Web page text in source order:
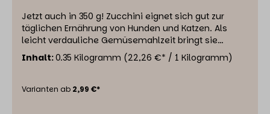
Jetzt auch in 350 g! Zucchini eignet sich gut zur
täglichen Ernährung von Hunden und Katzen. Als
leicht verdauliche Gemüsemahlzeit bringt sie
Kalzium, Magnesium, Kalium, Eisen sowie einige
Vitamine mit. Der Zucchini wird nachgesagt,
Hunde und Katzen.
Inhalt:0.35 Kilogramm (22,26 €* / 1 Kilogramm)
Varianten ab 2,99 €*